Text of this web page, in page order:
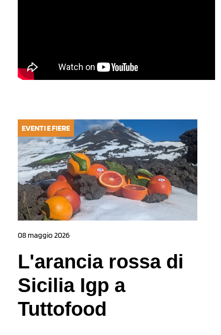
EVENTI E FIERE
08 maggio 2026
L'arancia rossa di
Sicilia Igp a
Tuttofood